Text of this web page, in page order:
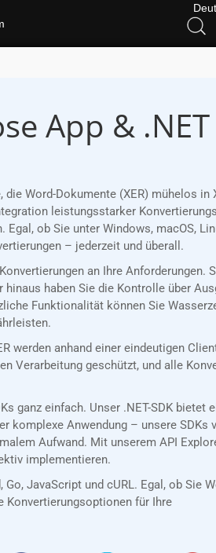
App &
Word-Dokumente (XER) mühelos in
leistungsstarker
ob Sie unter Windows, macOS,
– jederzeit und überall.
an Ihre Anforderungen.
haben Sie die Kontrolle über
Funktionalität können Sie
werden anhand einer eindeutigen
Verarbeitung geschützt, und alle
ganz einfach. Unser .NET-SDK bietet
Anwendung – unsere SDKs
Aufwand. Mit unserem API
implementieren.
JavaScript und cURL. Egal, ob Sie
Konvertierungsoptionen für Ihre